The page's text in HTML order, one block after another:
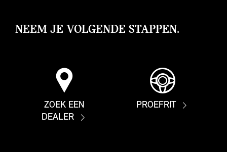
NEEM JE VOLGENDE STAPPEN.
ZOEK EEN
DEALER
PROEFRIT